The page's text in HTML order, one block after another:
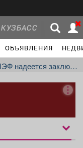
ОБЪЯВЛЕНИЯ
Услуги
заключить сделки на 5 млрд рублей